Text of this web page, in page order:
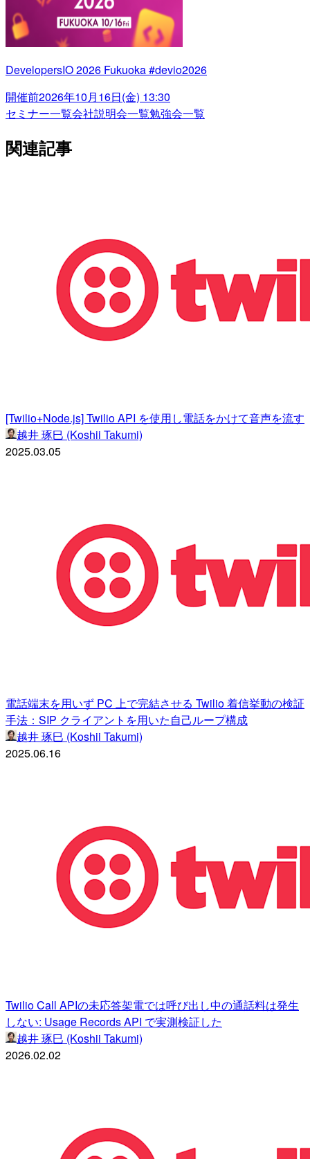
DevelopersIO 2026 Fukuoka #devio2026
開催前2026年10月16日(金) 13:30
セミナー一覧会社説明会一覧勉強会一覧
関連記事
[Twilio+Node.js] Twilio API を使用し電話をかけて音声を流す
越井 琢巳 (Koshii Takumi)
2025.03.05
電話端末を用いず PC 上で完結させる Twilio 着信挙動の検証
手法：SIP クライアントを用いた自己ループ構成
越井 琢巳 (Koshii Takumi)
2025.06.16
Twilio Call APIの未応答架電では呼び出し中の通話料は発生
しない: Usage Records API で実測検証した
越井 琢巳 (Koshii Takumi)
2026.02.02